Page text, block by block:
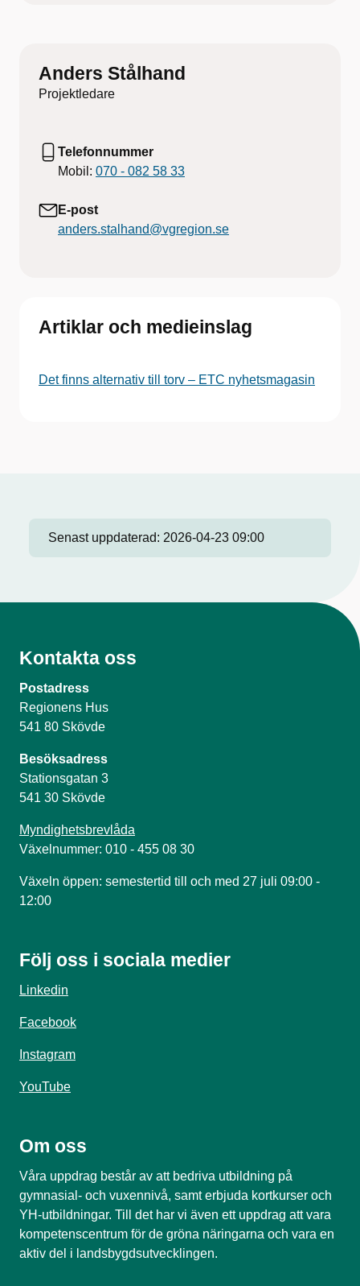
Anders Stålhand
Projektledare
Telefonnummer
Mobil: 070 - 082 58 33
E-post
anders.stalhand@vgregion.se
Artiklar och medieinslag
Det finns alternativ till torv – ETC nyhetsmagasin
Senast uppdaterad: 2026-04-23 09:00
Kontakta oss
Postadress
Regionens Hus
541 80 Skövde
Besöksadress
Stationsgatan 3
541 30 Skövde
Myndighetsbrevlåda
Växelnummer: 010 - 455 08 30
Växeln öppen: semestertid till och med 27 juli 09:00 -
12:00
Följ oss i sociala medier
Linkedin
Facebook
Instagram
YouTube
Om oss
Våra uppdrag består av att bedriva utbildning på
gymnasial- och vuxennivå, samt erbjuda kortkurser och
YH-utbildningar. Till det har vi även ett uppdrag att vara
kompetenscentrum för de gröna näringarna och vara en
aktiv del i landsbygdsutvecklingen.